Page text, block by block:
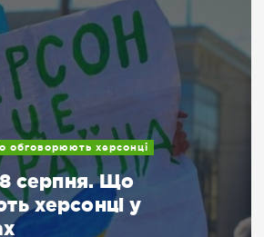
обговорюють херсонці
серпня. Що
херсонці у